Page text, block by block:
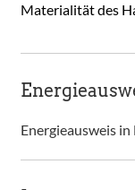
Materialität des
Energieausweis